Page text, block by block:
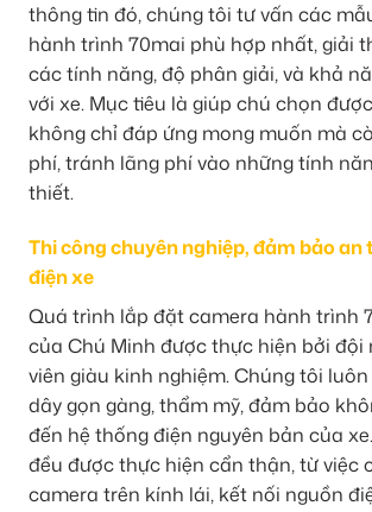
thông tin đó, chúng tôi tư vấn các
hành trình 70mai phù hợp nhất, giải
các tính năng, độ phân giải, và khả
với xe. Mục tiêu là giúp chú chọn
không chỉ đáp ứng mong muốn mà
phí, tránh lãng phí vào những tính
thiết.
Thi công chuyên nghiệp, đảm bảo an
điện xe
Quá trình lắp đặt camera hành trình
của Chú Minh được thực hiện bởi đội
viên giàu kinh nghiệm. Chúng tôi
dây gọn gàng, thẩm mỹ, đảm bảo
đến hệ thống điện nguyên bản của
đều được thực hiện cẩn thận, từ việc
camera trên kính lái, kết nối nguồn